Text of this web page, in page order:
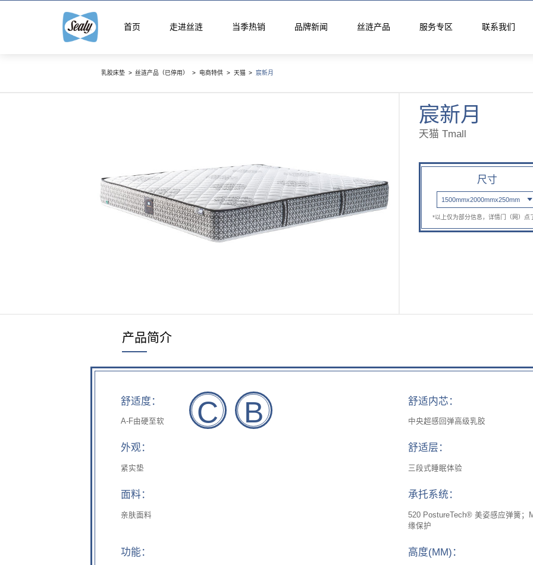
首页 走进丝涟 当季热销 品牌新闻 丝涟产品 服务专区 联系我们
智选馆
云享系列
悦动系列
乳胶床垫 > 丝涟产品（已停用） > 电商特供 > 天猫 > 宸新月
宸新月
天猫 Tmall
尺寸
1500mmx2000mmx250mm
*以上仅为部分信息，详情门（网）点
产品简介
舒适度：
A-F由硬至软 C B 舒适内芯：
中央超感回弹高级乳胶
外观：
紧实垫
舒适层：
三段式睡眠体验
面料：
亲肤面料
承托系统：
520 PostureTech® 美姿感应弹簧；
缘保护
功能： 高度(MM)：